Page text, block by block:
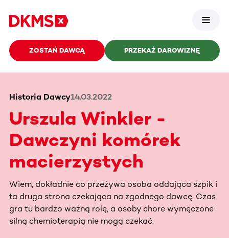
ZOSTAŃ DAWCĄ PRZEKAŻ DAROWIZNĘ
Historia Dawcy14.03.2022
Urszula Winkler -
Dawczyni komórek
macierzystych
Wiem, dokładnie co przeżywa osoba oddająca szpik i
ta druga strona czekająca na zgodnego dawcę. Czas
gra tu bardzo ważną rolę, a osoby chore wymęczone
silną chemioterapią nie mogą czekać.